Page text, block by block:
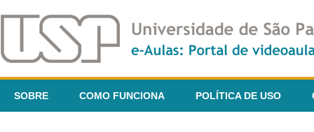
SOBRE COMO FUNCIONA POLÍTICA DE USO